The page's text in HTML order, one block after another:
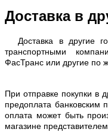
Доставка в
Доставка в другие
транспортными
ФасТранс или другие по
При отправке покупки в
предоплата банковским
оплата может быть
магазине